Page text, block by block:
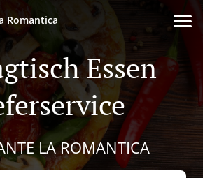
Romantica
Essen
LA ROMANTICA